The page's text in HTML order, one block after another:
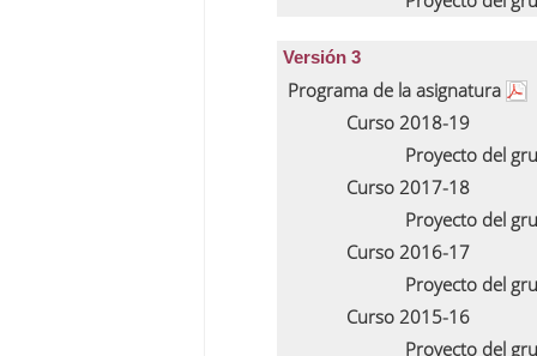
Versión 3
Programa de la asignatura
Curso 2018-19
Proyecto del
Curso 2017-18
Proyecto del
Curso 2016-17
Proyecto del
Curso 2015-16
Proyecto del